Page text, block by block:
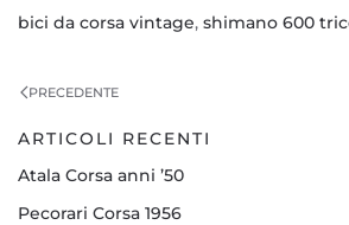
bici da corsa vintage, shimano 600
PRECEDENTE
ARTICOLI RECENTI
Atala Corsa anni ’50
Pecorari Corsa 1956